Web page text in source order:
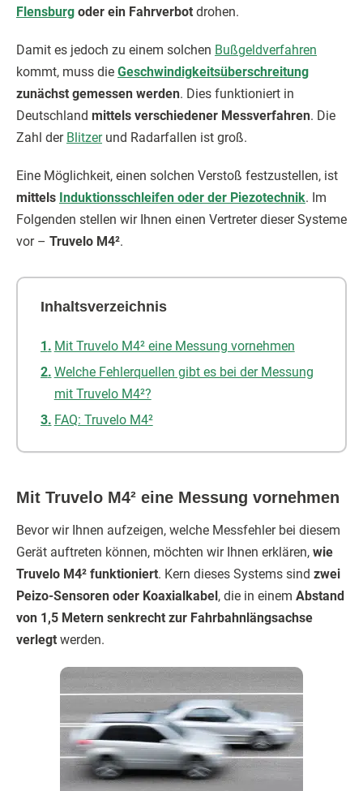
Flensburg oder ein Fahrverbot drohen.
Damit es jedoch zu einem solchen Bußgeldverfahren
kommt, muss die Geschwindigkeitsüberschreitung
zunächst gemessen werden. Dies funktioniert in
Deutschland mittels verschiedener Messverfahren. Die
Zahl der Blitzerund Radarfallen ist groß.
Eine Möglichkeit, einen solchen Verstoß festzustellen, ist
mittels Induktionsschleifen oder der Piezotechnik. Im
Folgenden stellen wir Ihnen einen Vertreter dieser Systeme
vor – Truvelo M4².
Inhaltsverzeichnis
Mit Truvelo M4² eine Messung vornehmen
Welche Fehlerquellen gibt es bei der Messung
mit Truvelo M4²?
FAQ: Truvelo M4²
Mit Truvelo M4² eine Messung vornehmen
Bevor wir Ihnen aufzeigen, welche Messfehler bei diesem
Gerät auftreten können, möchten wir Ihnen erklären, wie
Truvelo M4² funktioniert. Kern dieses Systems sind zwei
Peizo-Sensoren oder Koaxialkabel, die in einem Abstand
von 1,5 Metern senkrecht zur Fahrbahnlängsachse
verlegt werden.